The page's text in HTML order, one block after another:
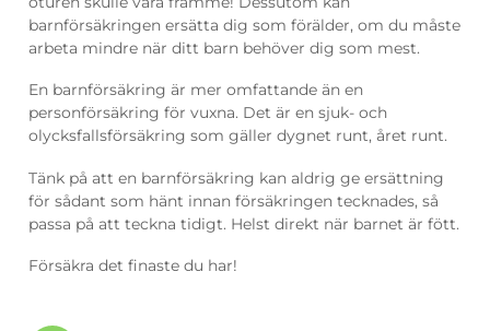
barnförsäkringen ersätta dig som förälder, om du måste
arbeta mindre när ditt barn behöver dig som mest.
En barnförsäkring är mer omfattande än en
personförsäkring för vuxna. Det är en sjuk- och
olycksfallsförsäkring som gäller dygnet runt, året runt.
Tänk på att en barnförsäkring kan aldrig ge ersättning
för sådant som hänt innan försäkringen tecknades, så
passa på att teckna tidigt. Helst direkt när barnet är fött.
Försäkra det finaste du har!